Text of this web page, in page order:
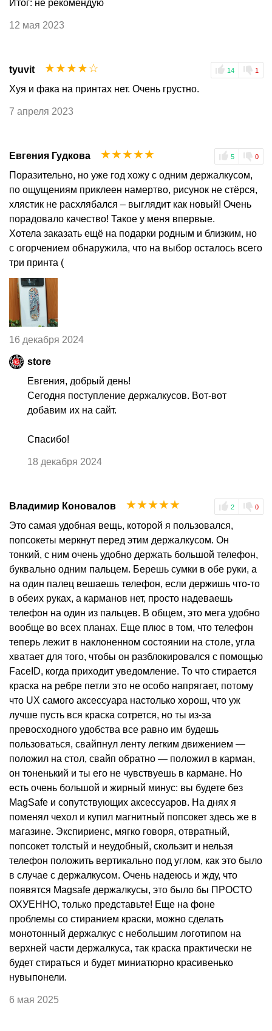
Итог: не рекомендую
12 мая 2023
tyuvit 14 1
☆
☆
☆
☆
☆
Хуя и фака на принтах нет. Очень грустно.
7 апреля 2023
Евгения Гудкова 5 0
☆
☆
☆
☆
☆
Поразительно, но уже год хожу с одним держалкусом,
по ощущениям приклеен намертво, рисунок не стёрся,
хлястик не расхлябался – выглядит как новый! Очень
порадовало качество! Такое у меня впервые.
Хотела заказать ещё на подарки родным и близким, но
с огорчением обнаружила, что на выбор осталось всего
три принта (
16 декабря 2024
store
Евгения, добрый день!
Сегодня поступление держалкусов. Вот-вот
добавим их на сайт.
Спасибо!
18 декабря 2024
Владимир Коновалов 2 0
☆
☆
☆
☆
☆
Это самая удобная вещь, которой я пользовался,
попсокеты меркнут перед этим держалкусом. Он
тонкий, с ним очень удобно держать большой телефон,
буквально одним пальцем. Берешь сумки в обе руки, а
на один палец вешаешь телефон, если держишь что-то
в обеих руках, а карманов нет, просто надеваешь
телефон на один из пальцев. В общем, это мега удобно
вообще во всех планах. Еще плюс в том, что телефон
теперь лежит в наклоненном состоянии на столе, угла
хватает для того, чтобы он разблокировался с помощью
FaceID, когда приходит уведомление. То что стирается
краска на ребре петли это не особо напрягает, потому
что UX самого аксессуара настолько хорош, что уж
лучше пусть вся краска сотрется, но ты из-за
превосходного удобства все равно им будешь
пользоваться, свайпнул ленту легким движением —
положил на стол, свайп обратно — положил в карман,
он тоненький и ты его не чувствуешь в кармане. Но
есть очень большой и жирный минус: вы будете без
MagSafe и сопутствующих аксессуаров. На днях я
поменял чехол и купил магнитный попсокет здесь же в
магазине. Экспириенс, мягко говоря, отвратный,
попсокет толстый и неудобный, скользит и нельзя
телефон положить вертикально под углом, как это было
в случае с держалкусом. Очень надеюсь и жду, что
появятся Magsafe держалкусы, это было бы ПРОСТО
ОХУЕННО, только представьте! Еще на фоне
проблемы со стиранием краски, можно сделать
монотонный держалкус с небольшим логотипом на
верхней части держалкуса, так краска практически не
будет стираться и будет миниатюрно красивенько
нувыпонели.
6 мая 2025